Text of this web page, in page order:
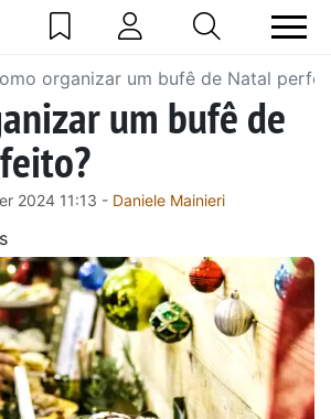
organizar um bufê de Natal
um bufê de
2024 11:13 - Daniele Mainieri